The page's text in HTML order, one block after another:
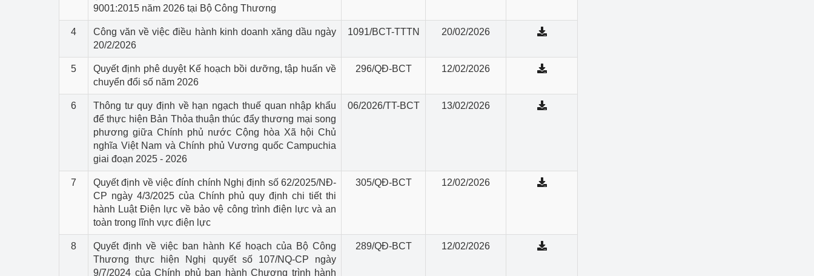
9001:2015 năm 2026 tại Bộ Công Thương
4
Công văn về việc điều hành kinh doanh xăng dầu ngày
20/2/2026
1091/BCT-TTTN 20/02/2026
5
Quyết định phê duyệt Kế hoạch bồi dưỡng, tập huấn về
chuyển đổi số năm 2026
296/QĐ-BCT 12/02/2026
6
Thông tư quy định về hạn ngạch thuế quan nhập khẩu
để thực hiện Bản Thỏa thuận thúc đẩy thương mại song
phương giữa Chính phủ nước Cộng hòa Xã hội Chủ
nghĩa Việt Nam và Chính phủ Vương quốc Campuchia
giai đoạn 2025 - 2026
06/2026/TT-BCT 13/02/2026
7
Quyết định về việc đính chính Nghị định số 62/2025/NĐ-
CP ngày 4/3/2025 của Chính phủ quy định chi tiết thi
hành Luật Điện lực về bảo vệ công trình điện lực và an
toàn trong lĩnh vực điện lực
305/QĐ-BCT 12/02/2026
8
Quyết định về việc ban hành Kế hoạch của Bộ Công
Thương thực hiện Nghị quyết số 107/NQ-CP ngày
9/7/2024 của Chính phủ ban hành Chương trình hành
289/QĐ-BCT 12/02/2026